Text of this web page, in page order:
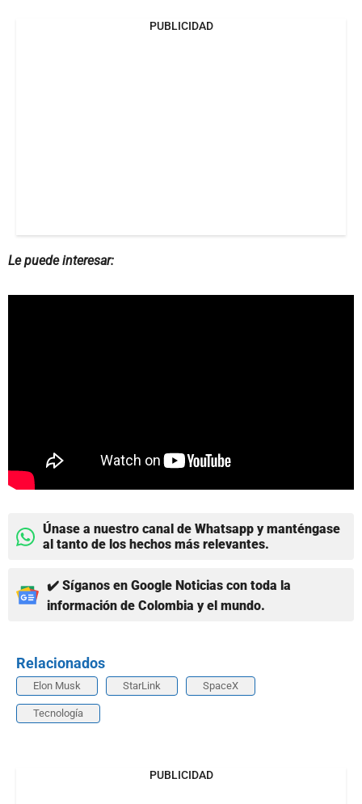
PUBLICIDAD
Le puede interesar:
Únase a nuestro canal de Whatsapp y manténgase
al tanto de los hechos más relevantes.
✔️ Síganos en Google Noticias con toda la
información de Colombia y el mundo.
Relacionados
Elon Musk StarLink SpaceX
Tecnología
PUBLICIDAD